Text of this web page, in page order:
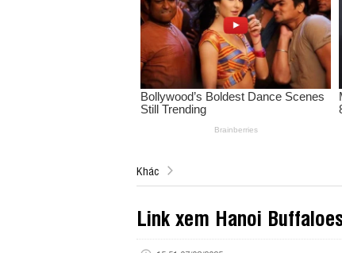
Khác
Link xem Hanoi